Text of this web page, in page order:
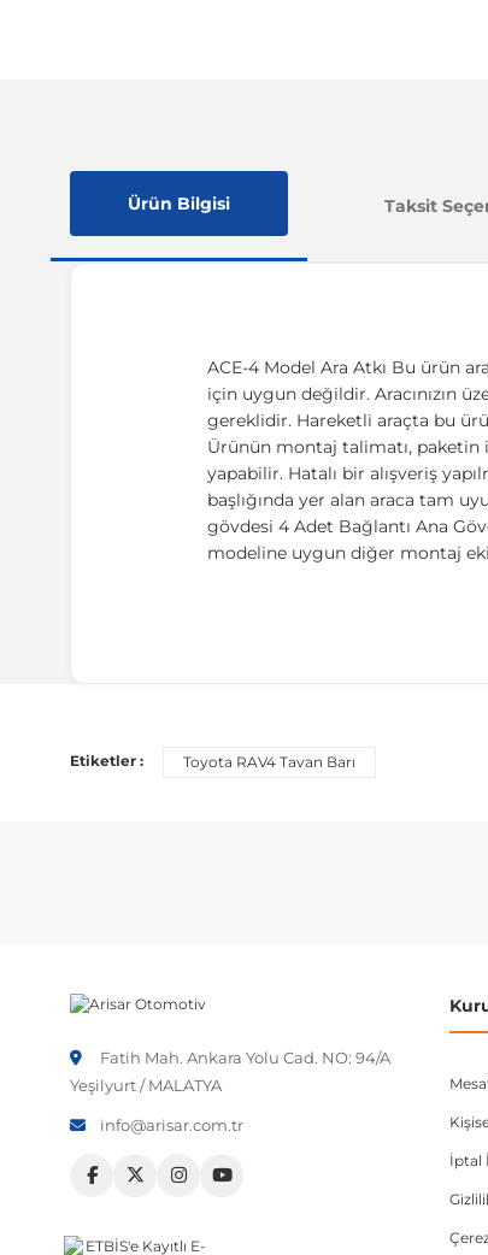
Ürün Bilgisi Taksit
ACE-4 Model Ara Atkı Bu ürün
için uygun değildir. Aracınızın
gereklidir. Hareketli araçta bu
Ürünün montaj talimatı, paketin
yapabilir. Hatalı bir alışveriş
başlığında yer alan araca tam
gövdesi 4 Adet Bağlantı Ana
modeline uygun diğer montaj
Etiketler : Toyota RAV4 Tavan Barı
Fatih Mah. Ankara Yolu Cad. NO: 94/A
Yeşilyurt / MALATYA
info@arisar.com.tr
İptal